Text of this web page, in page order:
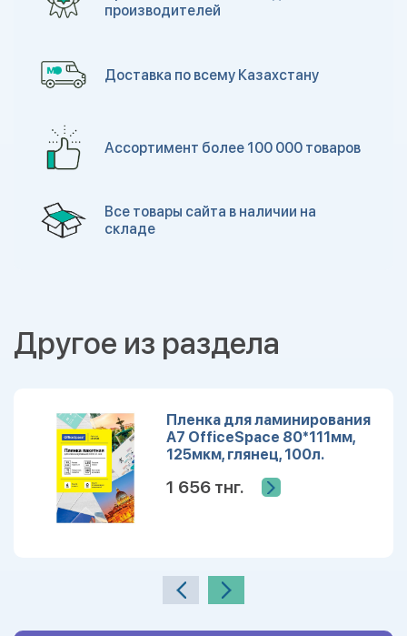
производителей
Доставка по всему Казахстану
Ассортимент более 100 000 товаров
Все товары сайта в наличии на
складе
Другое из раздела
Пленка для ламинирования
А7 OfficeSpace 80*111мм,
125мкм, глянец, 100л.
1 656 тнг.